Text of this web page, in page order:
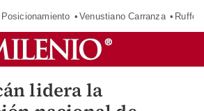
Posicionamiento Venustiano Carranza Ruffo
lidera la